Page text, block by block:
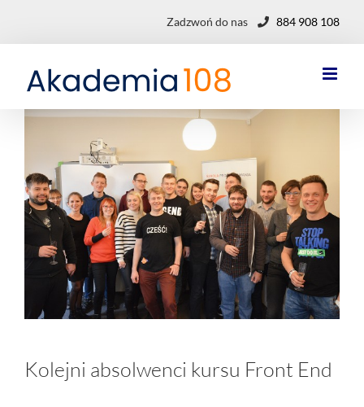
Zadzwoń do nas 884 908 108
Pokaż
obrazek
Kolejni absolwenci kursu Front End